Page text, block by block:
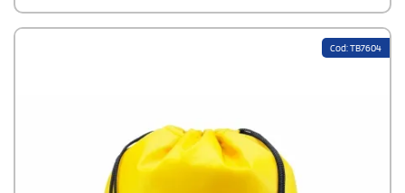
Cod: TB7604